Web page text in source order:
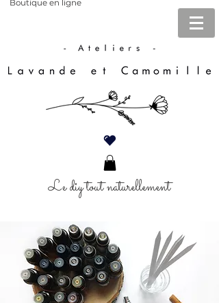
Boutique en ligne
Le diy tout naturellement